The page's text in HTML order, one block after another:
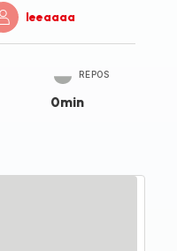
leeaaaa
REPOS
0min